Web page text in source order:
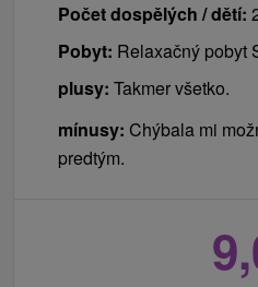
Počet dospělých / dětí:
Pobyt: Relaxačný pobyt
plusy: Takmer všetko.
mínusy: Chýbala mi
predtým.